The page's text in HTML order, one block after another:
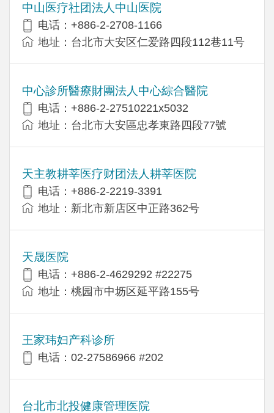
中山医疗社团法人中山医院
电话：+886-2-2708-1166
地址：台北市大安区仁爱路四段112巷11号
中心診所醫療財團法人中心綜合醫院
电话：+886-2-27510221x5032
地址：台北市大安區忠孝東路四段77號
天主教耕莘医疗财团法人耕莘医院
电话：+886-2-2219-3391
地址：新北市新店区中正路362号
天晟医院
电话：+886-2-4629292 #22275
地址：桃园市中坜区延平路155号
王家玮妇产科诊所
电话：02-27586966 #202
台北市北投健康管理医院